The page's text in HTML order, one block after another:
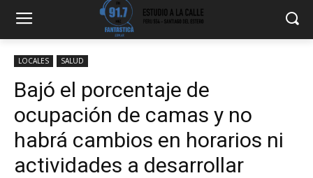
LOCALES SALUD
Bajó el porcentaje de
ocupación de camas y no
habrá cambios en horarios ni
actividades a desarrollar